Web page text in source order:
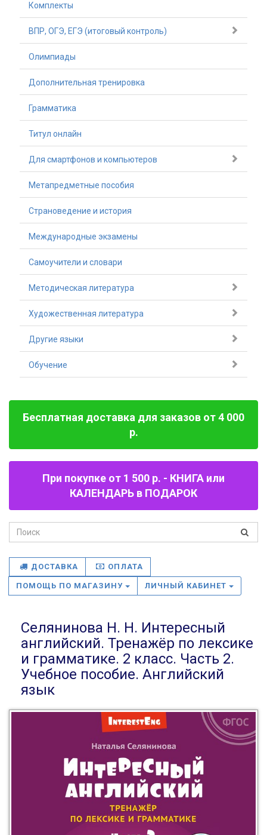
Комплекты
ВПР, ОГЭ, ЕГЭ (итоговый контроль)
Олимпиады
Дополнительная тренировка
Грамматика
Титул онлайн
Для смартфонов и компьютеров
Метапредметные пособия
Страноведение и история
Международные экзамены
Самоучители и словари
Методическая литература
Художественная литература
Другие языки
Обучение
Бесплатная доставка для заказов от 4 000
р.
При покупке от 1 500 р. - КНИГА или
КАЛЕНДАРЬ в ПОДАРОК
ДОСТАВКА ОПЛАТА
ПОМОЩЬ ПО МАГАЗИНУ ЛИЧНЫЙ КАБИНЕТ
Селянинова Н. Н. Интересный
английский. Тренажёр по лексике
и грамматике. 2 класс. Часть 2.
Учебное пособие. Английский
язык